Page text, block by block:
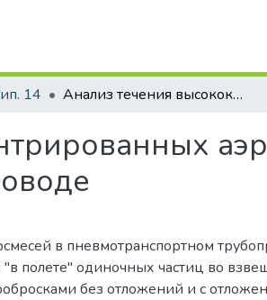
14 Анализ течения высококонцентрированных аэросмесей в пневмотранспортном трубопроводе
в пневмотранспортном
"в полете" одиночных частиц во
без отложений и с